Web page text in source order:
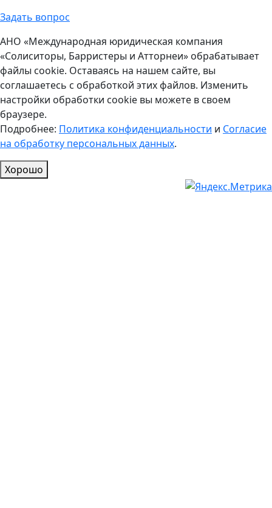
Задать вопрос
АНО «Международная юридическая компания
«Солиситоры, Барристеры и Атторнеи» обрабатывает
файлы cookie. Оставаясь на нашем сайте, вы
соглашаетесь с обработкой этих файлов. Изменить
настройки обработки cookie вы можете в своем
браузере.
Подробнее: Политика конфиденциальности и Согласие
на обработку персональных данных.
Хорошо